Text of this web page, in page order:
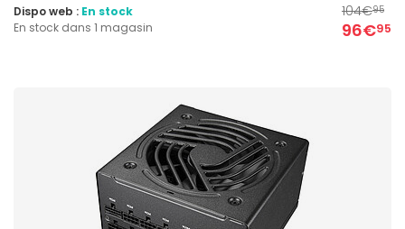
104€95
96€95
Dispo web : En stock
En stock dans 1 magasin